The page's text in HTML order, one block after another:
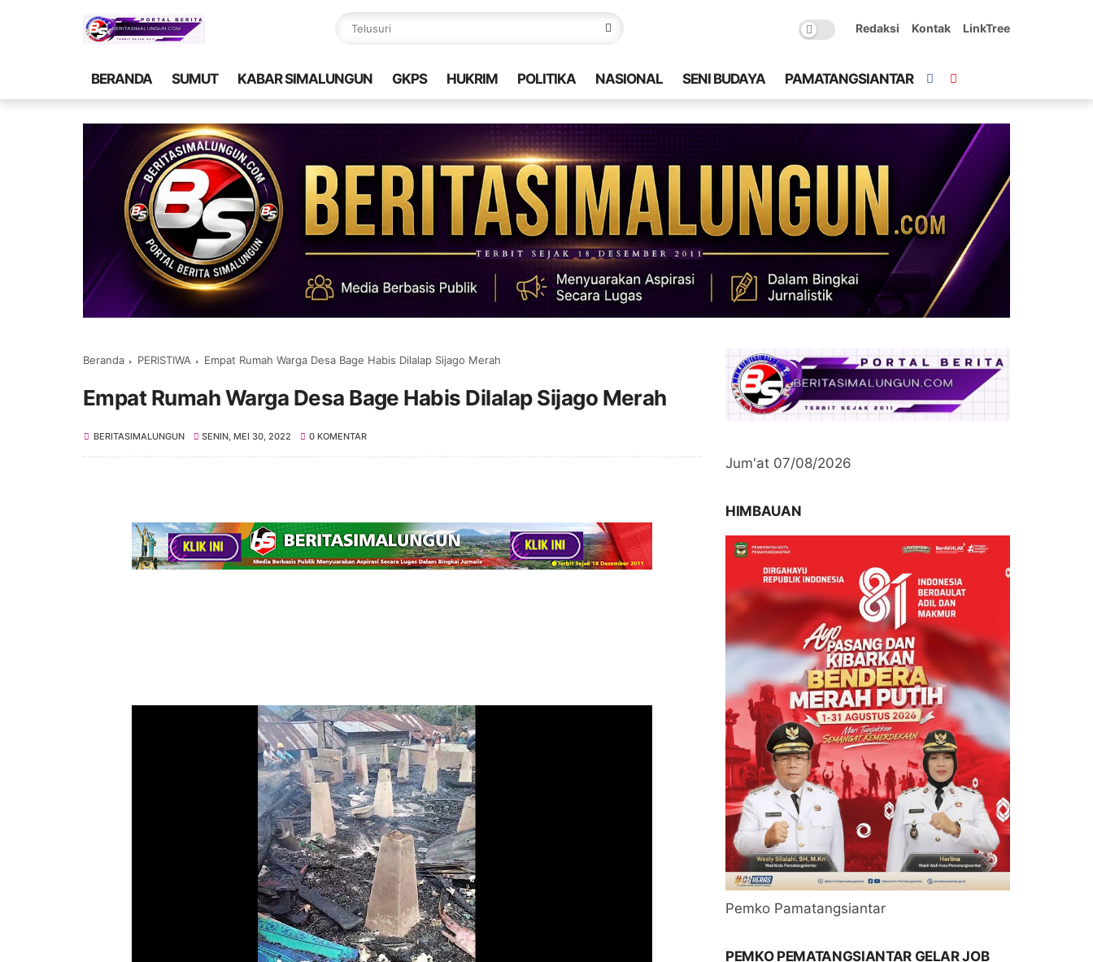
Redaksi Kontak LinkTree
BERANDA SUMUT KABAR SIMALUNGUN GKPS HUKRIM POLITIKA NASIONAL SENI BUDAYA PAMATANGSIANTAR
Beranda PERISTIWA Empat Rumah Warga Desa Bage Habis Dilalap Sijago Merah
Empat Rumah Warga Desa Bage Habis Dilalap Sijago Merah
BERITASIMALUNGUN SENIN, MEI 30, 2022 0 KOMENTAR
Jum'at 07/08/2026
HIMBAUAN
Pemko Pamatangsiantar
PEMKO PEMATANGSIANTAR GELAR JOB